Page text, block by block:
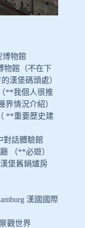
博物館
物館（不在下
漢堡碼頭處）
**我個人很推
界情況介紹）
**重要歷史建
對話體驗館
（**必遊）
漢堡舊鍋爐房
漢國國際
觀世界